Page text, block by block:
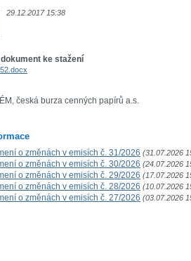
29.12.2017 15:38
ke stažení
česká burza cenných papírů a.s.
o změnách v emisích č. 31/2026 (31.07.2026
o změnách v emisích č. 30/2026 (24.07.2026
o změnách v emisích č. 29/2026 (17.07.2026
o změnách v emisích č. 28/2026 (10.07.2026
o změnách v emisích č. 27/2026 (03.07.2026